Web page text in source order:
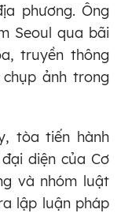
phương. Ông
Seoul qua bãi
truyền thông
ảnh trong
tòa tiến hành
diện của Cơ
và nhóm luật
lập luận pháp